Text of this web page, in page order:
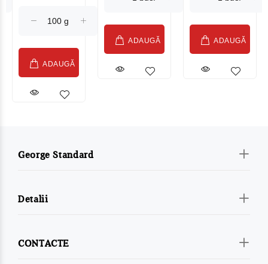
ADAUGĂ
ADAUGĂ ADAUGĂ
George Standard
Detalii
CONTACTE